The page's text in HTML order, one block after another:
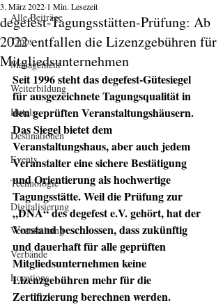
Alle Beiträge
Tipps
Management
Weiterbildung
Hotels
Destinationen
Events
Technologie
Digitalisierung
Veranstaltung
Verbände
Locations
degefest-Tagungsstätten-Prüfung: Ab
2022 entfallen die Lizenzgebühren für
Mitgliedsunternehmen
3. März 2022 1 Min. Lesezeit
Seit 1996 steht das degefest-Gütesiegel
für ausgezeichnete Tagungsqualität in
den geprüften Veranstaltungshäusern.
Das Siegel bietet dem
Veranstaltungshaus, aber auch jedem
Veranstalter eine sichere Bestätigung
und Orientierung als hochwertige
Tagungsstätte. Weil die Prüfung zur
„DNA“ des degefest e.V. gehört, hat der
Vorstand beschlossen, dass zukünftig
und dauerhaft für alle geprüften
Mitgliedsunternehmen keine
Lizenzgebühren mehr für die
Zertifizierung berechnen werden.